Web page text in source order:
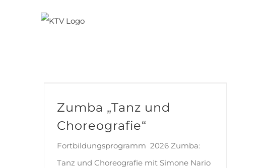
Zumba „Tanz und
Choreografie“
Fortbildungsprogramm 2026 Zumba:
Tanz und Choreografie mit Simone Nario